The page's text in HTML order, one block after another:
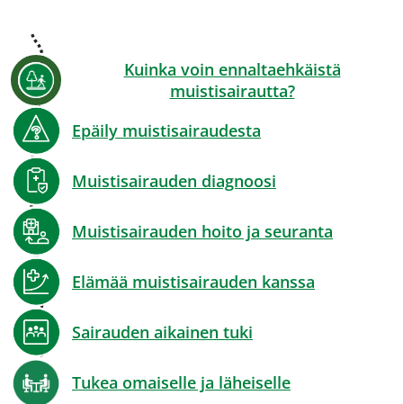
Kuinka voin ennaltaehkäistä
muistisairautta?
Epäily muistisairaudesta
Muistisairauden diagnoosi
Muistisairauden hoito ja seuranta
Elämää muistisairauden kanssa
Sairauden aikainen tuki
Tukea omaiselle ja läheiselle